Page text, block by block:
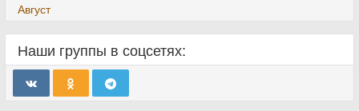
Август
Наши группы в соцсетях: